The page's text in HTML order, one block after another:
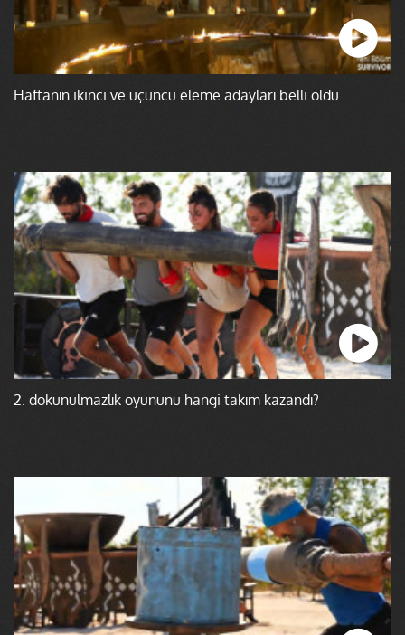
Haftanın ikinci ve üçüncü eleme adayları belli oldu
2. dokunulmazlık oyununu hangi takım kazandı?